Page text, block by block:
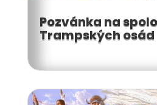
Pozvánka na
Trampských osád